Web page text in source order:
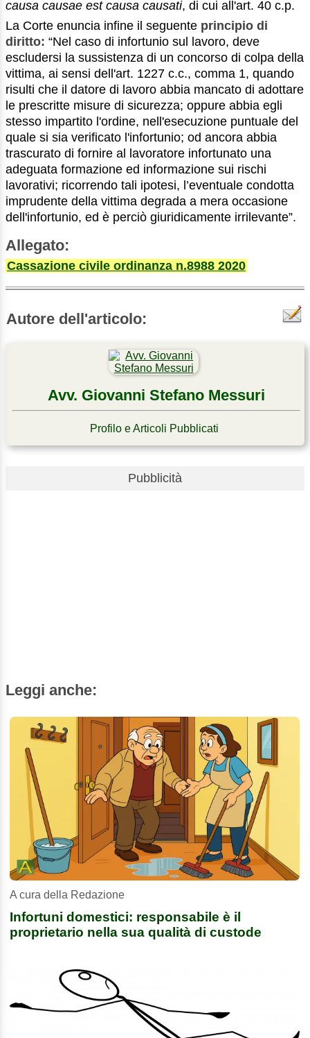
causa causae est causa causati, di cui all'art. 40 c.p.
La Corte enuncia infine il seguente principio di
diritto: “Nel caso di infortunio sul lavoro, deve
escludersi la sussistenza di un concorso di colpa della
vittima, ai sensi dell'art. 1227 c.c., comma 1, quando
risulti che il datore di lavoro abbia mancato di adottare
le prescritte misure di sicurezza; oppure abbia egli
stesso impartito l'ordine, nell'esecuzione puntuale del
quale si sia verificato l'infortunio; od ancora abbia
trascurato di fornire al lavoratore infortunato una
adeguata formazione ed informazione sui rischi
lavorativi; ricorrendo tali ipotesi, l’eventuale condotta
imprudente della vittima degrada a mera occasione
dell'infortunio, ed è perciò giuridicamente irrilevante”.
Allegato:
Cassazione civile ordinanza n.8988 2020
Autore dell'articolo:
Avv. Giovanni Stefano Messuri
Profilo e Articoli Pubblicati
Pubblicità
Leggi anche:
A cura della Redazione
Infortuni domestici: responsabile è il
proprietario nella sua qualità di custode